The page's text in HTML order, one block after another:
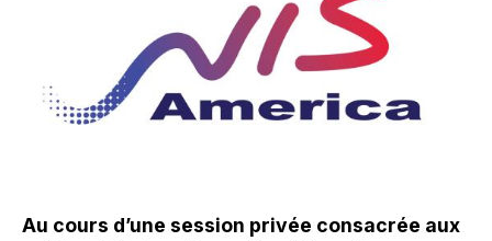
Au cours d’une session privée consacrée aux